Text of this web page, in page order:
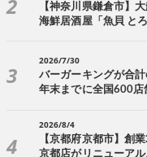
【神奈川県鎌倉市】
海鮮居酒屋「魚貝 と
2026/7/30
バーガーキングが合
年末までに全国600店
2026/8/4
【京都府京都市】創
京都店がリニューア